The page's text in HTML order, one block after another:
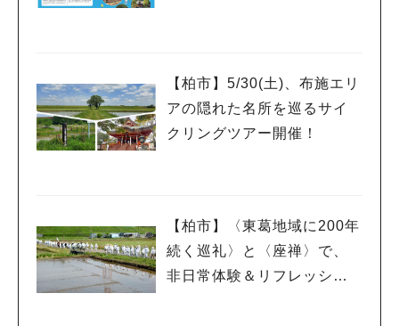
【柏市】5/30(土)、布施エリ
アの隠れた名所を巡るサイ
クリングツアー開催！
【柏市】〈東葛地域に200年
続く巡礼〉と〈座禅〉で、
非日常体験＆リフレッシ